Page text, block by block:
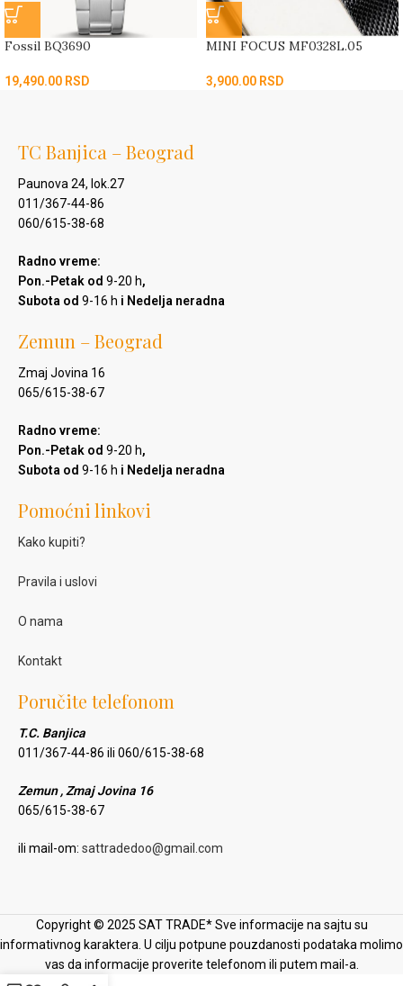
Fossil BQ3690
19,490.00 RSD
MINI FOCUS MF0328L.05
3,900.00 RSD
TC Banjica – Beograd
Paunova 24, lok.27
011/367-44-86
060/615-38-68
Radno vreme:
Pon.-Petak od 9-20 h,
Subota od 9-16 h i Nedelja neradna
Zemun – Beograd
Zmaj Jovina 16
065/615-38-67
Radno vreme:
Pon.-Petak od 9-20 h,
Subota od 9-16 h i Nedelja neradna
Pomoćni linkovi
Kako kupiti?
Pravila i uslovi
O nama
Kontakt
Poručite telefonom
T.C. Banjica
011/367-44-86 ili 060/615-38-68
Zemun , Zmaj Jovina 16
065/615-38-67
ili mail-om: sattradedoo@gmail.com
Copyright © 2025 SAT TRADE* Sve informacije na sajtu su
informativnog karaktera. U cilju potpune pouzdanosti podataka molimo
vas da informacije proverite telefonom ili putem mail-a.